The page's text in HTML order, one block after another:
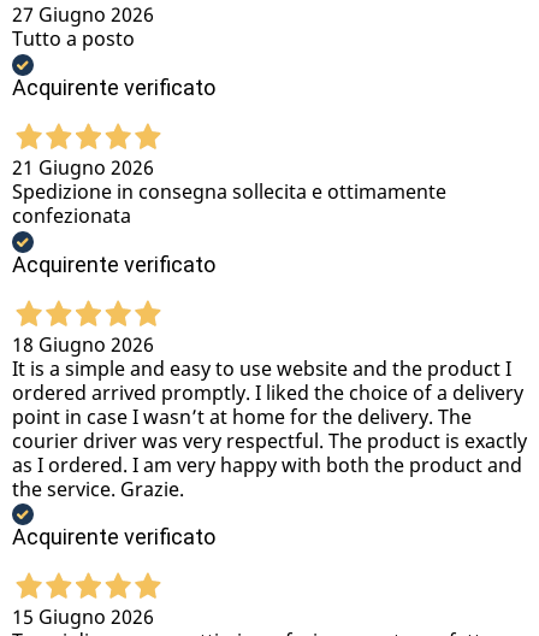
27 Giugno 2026
Tutto a posto
Acquirente verificato
21 Giugno 2026
Spedizione in consegna sollecita e ottimamente
confezionata
Acquirente verificato
18 Giugno 2026
It is a simple and easy to use website and the product I
ordered arrived promptly. I liked the choice of a delivery
point in case I wasn’t at home for the delivery. The
courier driver was very respectful. The product is exactly
as I ordered. I am very happy with both the product and
the service. Grazie.
Acquirente verificato
15 Giugno 2026